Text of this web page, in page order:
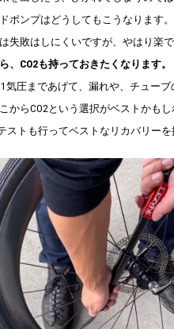
ポンプはどうしてもこうなります。
失敗はしにくいですが、やはり楽で
、CO2も持っておきたくなります。
気圧まであげて、漏れや、チュー
からCO2という選択がベストかもし
ストも行ってベストなリカバリー